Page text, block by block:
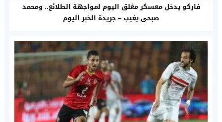
فاركو يدخل معسكر مغلق اليوم لمواجهة الطلائع.. ومحمد
صبحى يغيب – جريدة الخبر اليوم